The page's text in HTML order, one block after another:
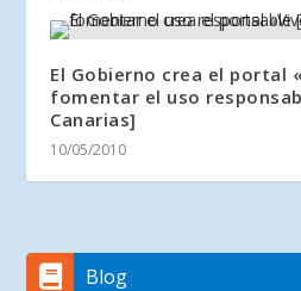
El Gobierno crea el portal
fomentar el uso
Canarias]
10/05/2010
Blog